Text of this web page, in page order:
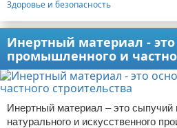
Здоровье и безопасность
Инертный материал - это
промышленного и
Инертный материал – это
натурального и искусственного